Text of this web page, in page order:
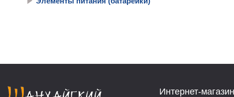
Интернет-магазин